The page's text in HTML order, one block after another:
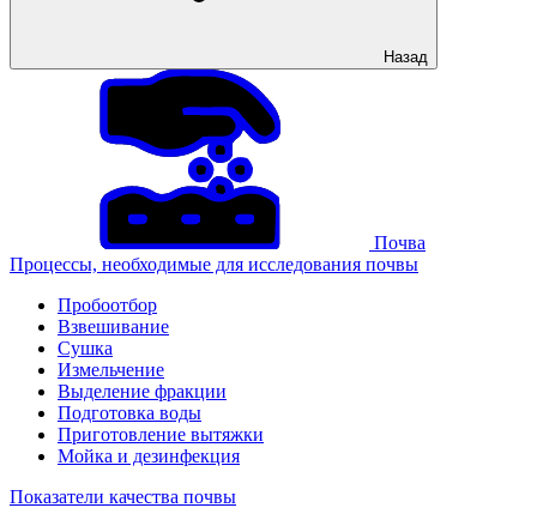
Назад
Почва
Процессы, необходимые для исследования почвы
Пробоотбор
Взвешивание
Сушка
Измельчение
Выделение фракции
Подготовка воды
Приготовление вытяжки
Мойка и дезинфекция
Показатели качества почвы